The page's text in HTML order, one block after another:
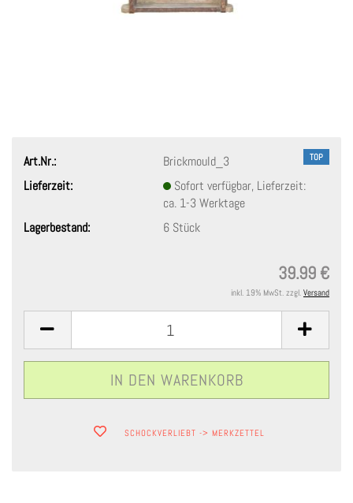
TOP
Art.Nr.:
Brickmould_3
Lieferzeit:
Sofort verfügbar, Lieferzeit:
ca. 1-3 Werktage
Lagerbestand:
6 Stück
39.99 €
inkl. 19% MwSt. zzgl. Versand
SCHOCKVERLIEBT -> MERKZETTEL